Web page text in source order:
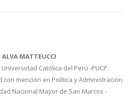
MATTEUCCI
Católica del Perú -PUCP.
con mención en Política y Administración
Nacional Mayor de San Marcos -